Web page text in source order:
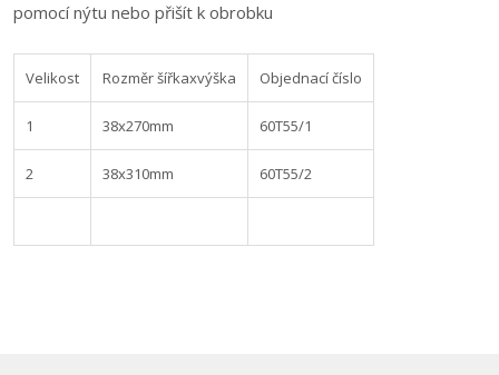
pomocí nýtu nebo přišít k obrobku
Velikost Rozměr šířkaxvýška Objednací číslo
1 38x270mm 60T55/1
2 38x310mm 60T55/2